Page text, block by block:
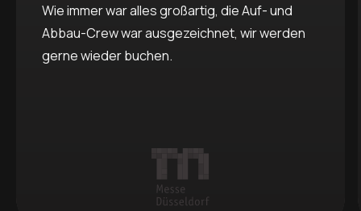
Wie immer war alles großartig, die Auf- und
Abbau-Crew war ausgezeichnet, wir werden
gerne wieder buchen.